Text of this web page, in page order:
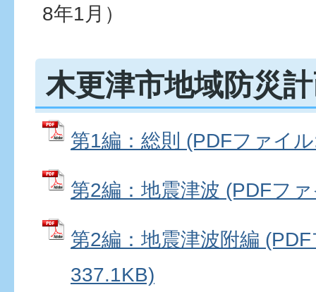
8年1月）
木更津市地域防災
第1編：総則 (PDFファイ
第2編：地震津波 (PDFフ
第2編：地震津波附編
337.1KB)